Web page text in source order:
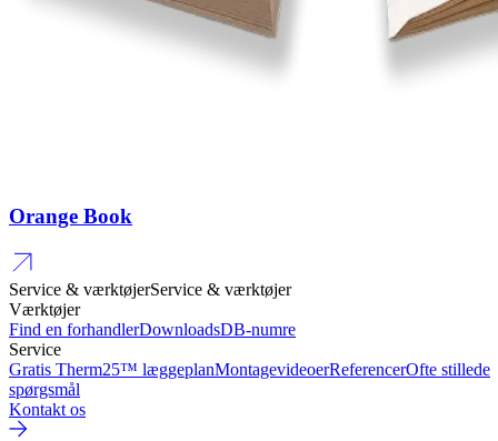
Orange Book
Service & værktøjerService & værktøjer
Værktøjer
Find en forhandlerDownloadsDB-numre
Service
Gratis Therm25™ læggeplanMontagevideoerReferencerOfte stillede
spørgsmål
Kontakt os